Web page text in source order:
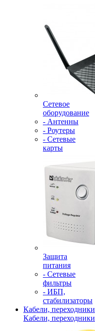
Сетевое
оборудование
- Антенны
- Роутеры
- Сетевые
карты
Защита
питания
- Сетевые
фильтры
- ИБП,
стабилизаторы
Кабели, переходники
Кабели, переходники